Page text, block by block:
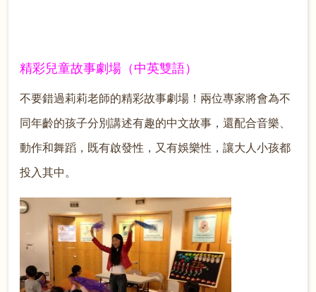
精彩兒童故事劇場（中英雙語）
不要錯過莉莉老師的精彩故事劇場！兩位專家將會為不
同年齡的孩子分別講述有趣的中文故事，還配合音樂、
動作和舞蹈，既有啟發性，又有娛樂性，讓大人小孩都
投入其中。